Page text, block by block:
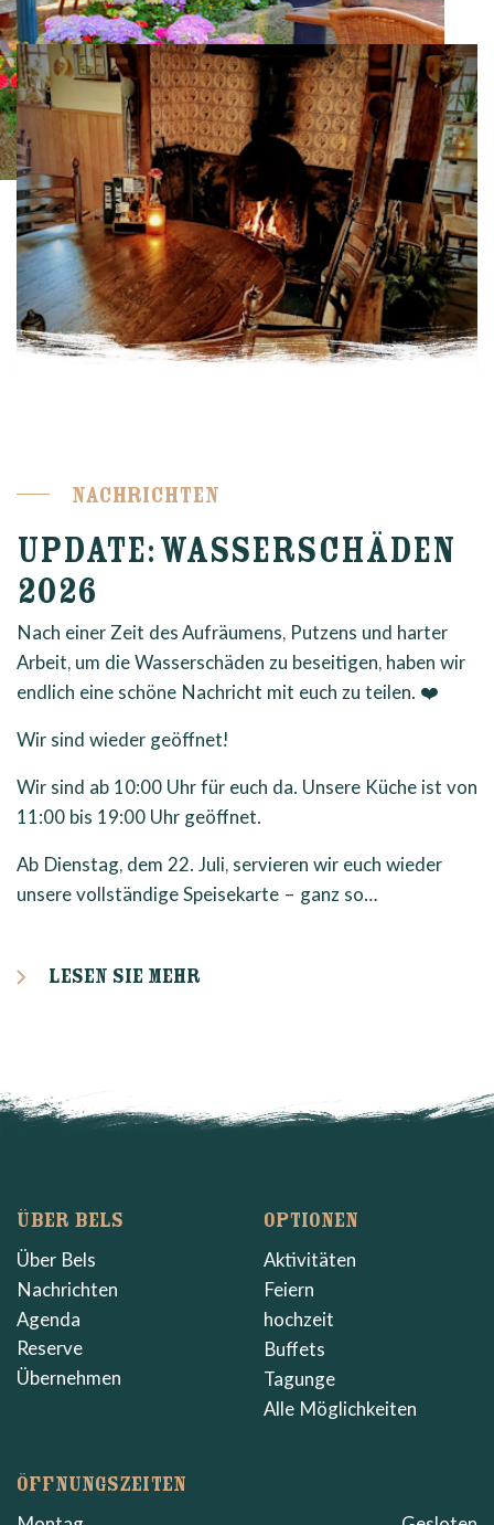
Nachrichten
UPDATE: WASSERSCHÄDEN
2026
Nach einer Zeit des Aufräumens, Putzens und harter
Arbeit, um die Wasserschäden zu beseitigen, haben wir
endlich eine schöne Nachricht mit euch zu teilen. ❤️
Wir sind wieder geöffnet!
Wir sind ab 10:00 Uhr für euch da. Unsere Küche ist von
11:00 bis 19:00 Uhr geöffnet.
Ab Dienstag, dem 22. Juli, servieren wir euch wieder
unsere vollständige Speisekarte – ganz so…
Lesen Sie mehr
ÜBER BELS
Über Bels
Nachrichten
Agenda
Reserve
Übernehmen
OPTIONEN
Aktivitäten
Feiern
hochzeit
Buffets
Tagunge
Alle Möglichkeiten
ÖFFNUNGSZEITEN